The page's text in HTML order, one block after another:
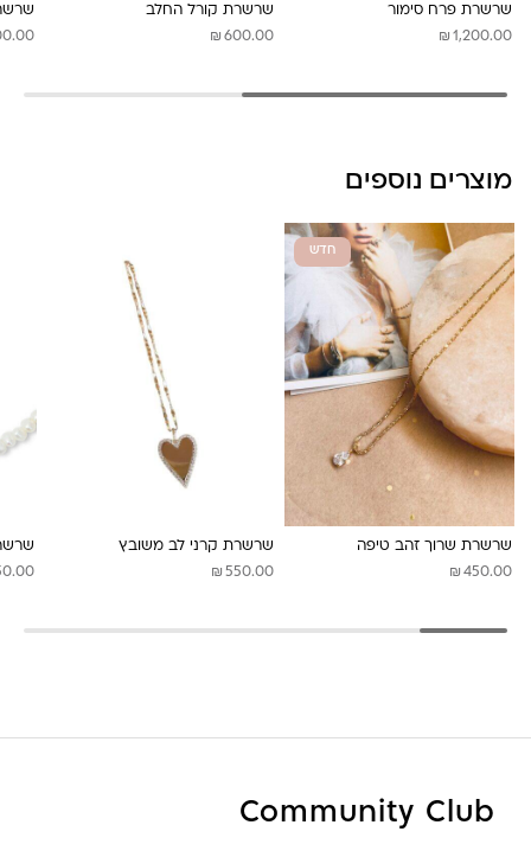
שרשרת פרח סימור
₪ 1,200.00
שרשרת קורל החלב
₪ 600.00
מוצרים נוספים
חדש
שרשרת שרוך זהב טיפה
₪ 450.00
שרשרת קרני לב משובץ
₪ 550.00
Community Club